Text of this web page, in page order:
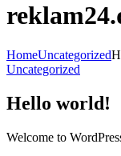
HomeUncategorized
Uncategorized
Hello world!
Welcome to